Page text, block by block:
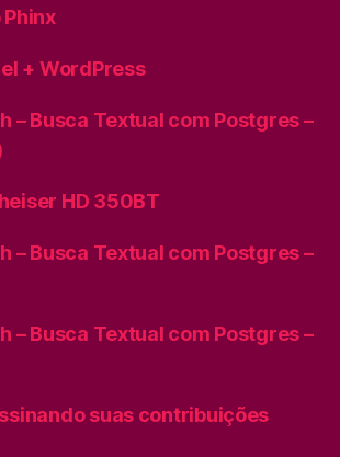
+ WordPress
– Busca Textual com Postgres –
HD 350BT
– Busca Textual com Postgres –
– Busca Textual com Postgres –
suas contribuições